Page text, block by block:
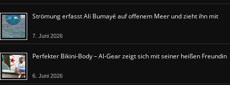
Strömung erfasst Ali Bumayé auf offenem Meer und zieht ihn mit
7. Juni 2026
Perfekter Bikini-Body – Al-Gear zeigt sich mit seiner heißen Freundin
6. Juni 2026